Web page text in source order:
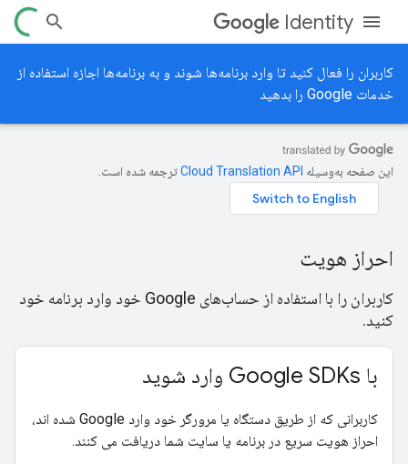
Identity
کاربران را فعال کنید تا وارد برنامه‌ها شوند و به برنامه‌ها اجازه استفاده از
خدمات Google را بدهید
این صفحه به‌وسیله ترجمه شده است.
احراز هویت
کاربران را با استفاده از حساب‌های Google خود وارد برنامه خود
کنید.
با Google SDKs وارد شوید
کاربرانی که از طریق دستگاه یا مرورگر خود وارد Google شده اند،
احراز هویت سریع در برنامه یا سایت شما دریافت می کنند.